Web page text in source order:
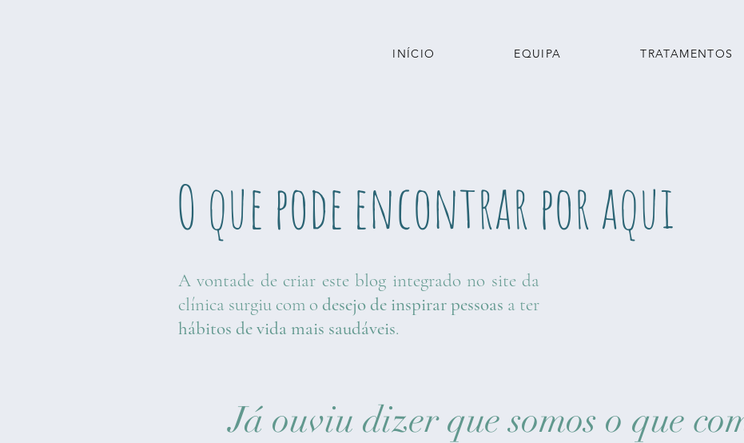
INÍCIO EQUIPA TRATAMENTOS
O que pode encontrar por aqui
A vontade de criar este blog integrado no site da
clínica surgiu com o desejo de inspirar pessoas a ter
hábitos de vida mais saudáveis.
Já ouviu dizer que somos o que